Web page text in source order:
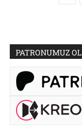
PATRONUMUZ OL